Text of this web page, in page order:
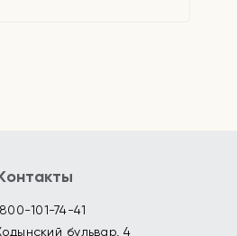
101-74-41
бульвар, 4